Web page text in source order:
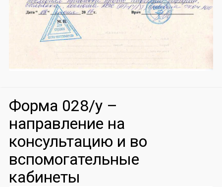
Форма 028/у –
направление на
консультацию и во
вспомогательные
кабинеты